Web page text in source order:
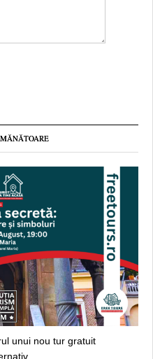
unui nou tur gratuit